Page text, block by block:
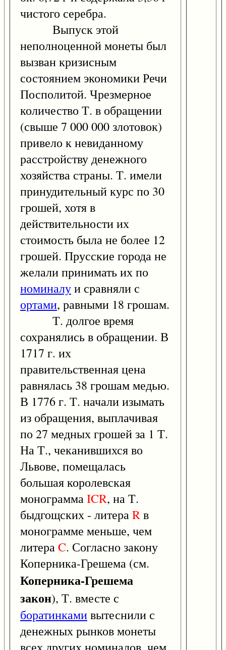
чистого серебра.
Выпуск этой
неполноценной монеты был
вызван кризисным
состоянием экономики Речи
Посполитой. Чрезмерное
количество Т. в обращении
(свыше 7 000 000 злотовок)
привело к невиданному
расстройству денежного
хозяйства страны. Т. имели
принудительный курс по 30
грошей, хотя в
действительности их
стоимость была не более 12
грошей. Прусские города не
желали принимать их по
номиналуи сравняли с
ортами, равными 18 грошам.
Т. долгое время
сохранялись в обращении. В
1717 г. их
правительственная цена
равнялась 38 грошам медью.
В 1776 г. Т. начали изымать
из обращения, выплачивая
по 27 медных грошей за 1 Т.
На Т., чеканившихся во
Львове, помещалась
большая королевская
монограммаICR, на Т.
быдгощских - литераRв
монограмме меньше, чем
литераC. Согласно закону
Коперника-Грешема (см.
Коперника-Грешема
закон), Т. вместе с
боратинкамивытеснили с
денежных рынков монеты